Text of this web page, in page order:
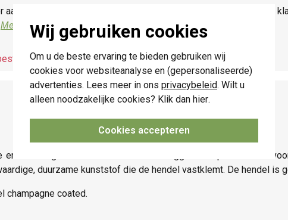
Wij gebruiken cookies
Om u de beste ervaring te bieden gebruiken wij
cookies voor websiteanalyse en (gepersonaliseerde)
advertenties. Lees meer in ons privacybeleid. Wilt u
alleen noodzakelijke cookies? Klik dan hier.
Cookies accepteren
aansluitklemmen. Aansluiten bedrading: insteekklemmen. Zonder
Meer informatie »
0 stuk(s)
schakelfunctie. Klik de Toggle set op de functie
duurzame kunststof die de hendel vastklemt. De hendel is
champagne coated.